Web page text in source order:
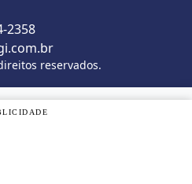
2358
reservados.
com a nossa